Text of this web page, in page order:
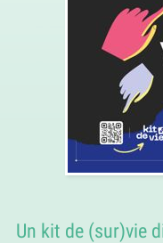
Un kit de (sur)vie